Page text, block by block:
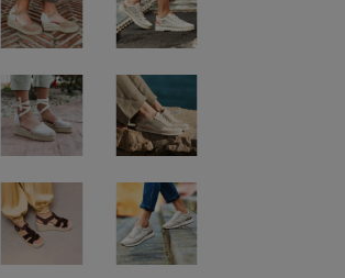
NO, PREFIERO PAGAR MÁS